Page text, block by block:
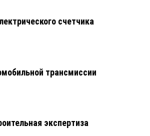
счетчика
трансмиссии
экспертиза